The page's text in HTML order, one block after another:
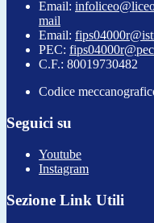
Email:
mail
Email:
PEC:
C.F.: 80019730482
Codice
Seguici su
Youtube
Instagram
Sezione Link Utili